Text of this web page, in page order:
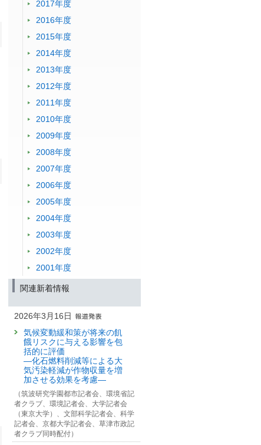
2017年度
2016年度
2015年度
2014年度
2013年度
2012年度
2011年度
2010年度
2009年度
2008年度
2007年度
2006年度
2005年度
2004年度
2003年度
2002年度
2001年度
関連新着情報
2026年3月16日
気候変動緩和策が将来の飢
餓リスクに与える影響を包
括的に評価
—化石燃料削減等による大
気汚染軽減が作物収量を増
加させる効果を考慮—
（筑波研究学園都市記者会、環境省記
者クラブ、環境記者会、大学記者会
（東京大学）、文部科学記者会、科学
記者会、京都大学記者会、草津市政記
者クラブ同時配付）